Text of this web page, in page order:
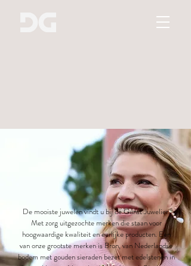
De mooiste juwelen vindt u bij de Gunst Juwelier.
Met zorg uitgezochte merken die staan voor
hoogwaardige kwaliteit en eerlijke producten. Een
van onze grootste merken is Bron, van Nederlandse
bodem met gouden sieraden bezet met edelstenen in